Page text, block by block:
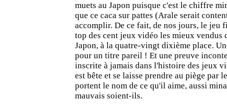
muets au Japon puisque c'est le chiffre
que ce caca sur pattes (Arale serait
accomplir. De ce fait, de nos jours, le jeu
top des cent jeux vidéo les mieux vendus
Japon, à la quatre-vingt dixième place.
pour un titre pareil ! Et une preuve
inscrite à jamais dans l'histoire des jeux
est bête et se laisse prendre au piège par
portent le nom de ce qu'il aime, aussi
mauvais soient-ils.